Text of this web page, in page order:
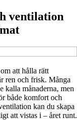
ventilation
att hålla rätt
ren och frisk. Många
kalla månaderna, men
både komfort och
kan du skapa
att vistas i – året runt.